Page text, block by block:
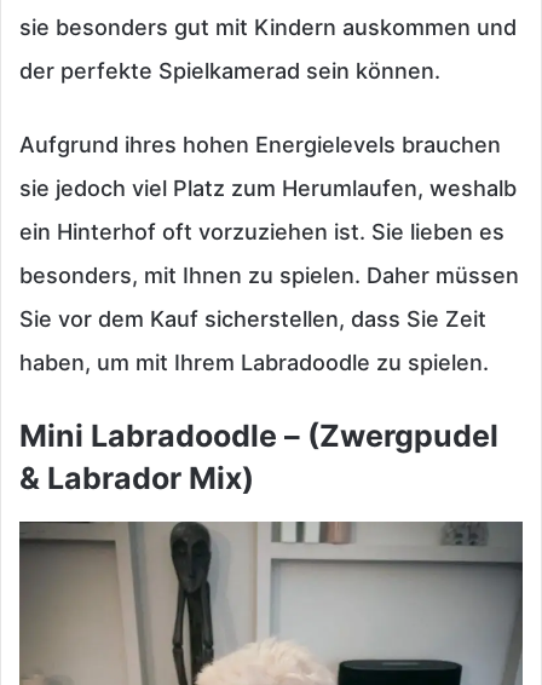
sie besonders gut mit Kindern auskommen und
der perfekte Spielkamerad sein können.
Aufgrund ihres hohen Energielevels brauchen
sie jedoch viel Platz zum Herumlaufen, weshalb
ein Hinterhof oft vorzuziehen ist. Sie lieben es
besonders, mit Ihnen zu spielen. Daher müssen
Sie vor dem Kauf sicherstellen, dass Sie Zeit
haben, um mit Ihrem Labradoodle zu spielen.
Mini Labradoodle – (Zwergpudel
& Labrador Mix)